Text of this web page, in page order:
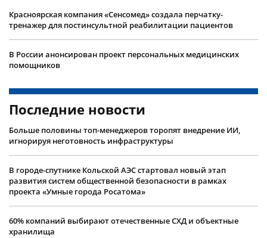
Красноярская компания «Сенсомед» создала перчатку-
тренажер для постинсультной реабилитации пациентов
В России анонсирован проект персональных медицинских
помощников
Последние новости
Больше половины топ-менеджеров торопят внедрение ИИ,
игнорируя неготовность инфраструктуры
В городе-спутнике Кольской АЭС стартовал новый этап
развития систем общественной безопасности в рамках
проекта «Умные города Росатома»
60% компаний выбирают отечественные СХД и объектные
хранилища